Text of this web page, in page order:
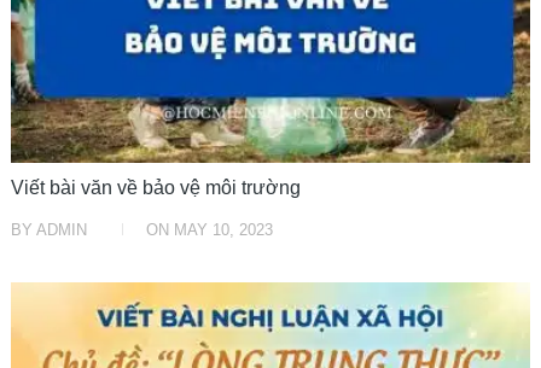
Viết bài văn về bảo vệ môi trường
BY ADMIN ON MAY 10, 2023
VĂN MẪU HAY